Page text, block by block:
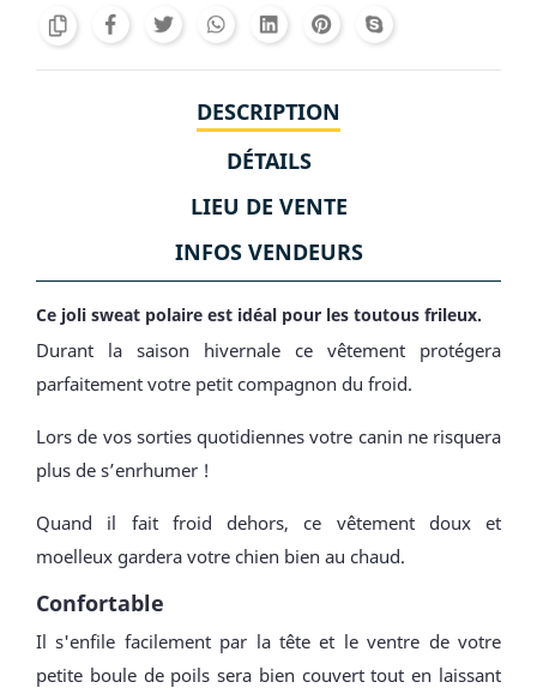
DESCRIPTION
DÉTAILS
LIEU DE VENTE
INFOS VENDEURS
Ce joli sweat polaire est idéal pour les toutous frileux.
Durant la saison hivernale ce vêtement protégera
parfaitement votre petit compagnon du froid.
Lors de vos sorties quotidiennes votre canin ne risquera
plus de s’enrhumer !
Quand il fait froid dehors, ce vêtement doux et
moelleux gardera votre chien bien au chaud.
Confortable
Il s'enfile facilement par la tête et le ventre de votre
petite boule de poils sera bien couvert tout en laissant